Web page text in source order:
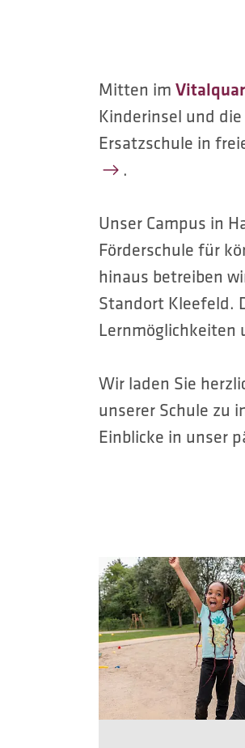
Mitten im
Kinderinsel und
Ersatzschule in
.
Unser Campus in
Förderschule für
hinaus betreiben
Standort Kleefeld.
Lernmöglichkeiten
Wir laden Sie
unserer Schule zu
Einblicke in unser